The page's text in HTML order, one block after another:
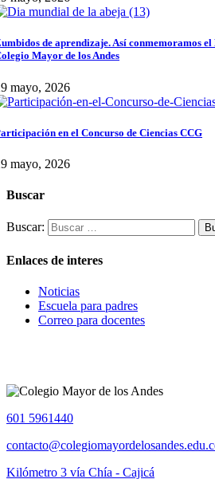
de aprendizaje. Así conmemoramos
Mayor de los Andes
mayo, 2026
en el Concurso de Ciencias CCG
mayo, 2026
Buscar
Buscar:
Enlaces de interes
Noticias
Escuela para padres
Correo para docentes
601 5961440
Kilómetro 3 vía Chía - Cajicá